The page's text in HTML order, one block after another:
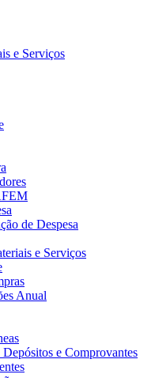
e Serviços
de Despesa
e Serviços
Anual
e Comprovantes